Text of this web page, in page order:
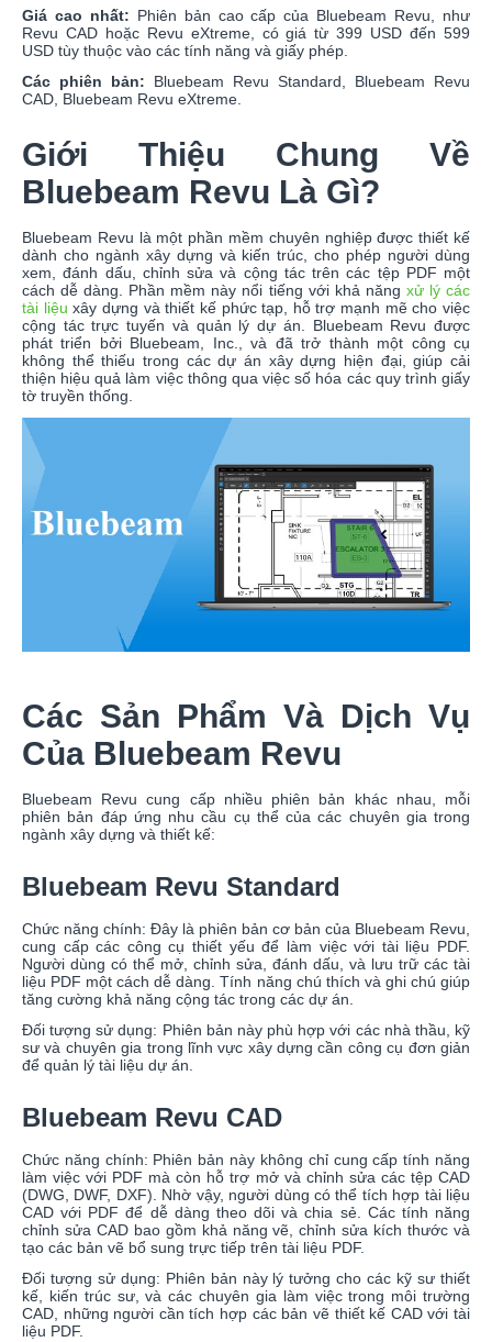
Giá cao nhất: Phiên bản cao cấp của Bluebeam Revu, như
Revu CAD hoặc Revu eXtreme, có giá từ 399 USD đến 599
USD tùy thuộc vào các tính năng và giấy phép.
Các phiên bản: Bluebeam Revu Standard, Bluebeam Revu
CAD, Bluebeam Revu eXtreme.
Giới Thiệu Chung Về
Bluebeam Revu Là Gì?
Bluebeam Revu là một phần mềm chuyên nghiệp được thiết kế
dành cho ngành xây dựng và kiến trúc, cho phép người dùng
xem, đánh dấu, chỉnh sửa và cộng tác trên các tệp PDF một
cách dễ dàng. Phần mềm này nổi tiếng với khả năng xử lý các
tài liệu xây dựng và thiết kế phức tạp, hỗ trợ mạnh mẽ cho việc
cộng tác trực tuyến và quản lý dự án. Bluebeam Revu được
phát triển bởi Bluebeam, Inc., và đã trở thành một công cụ
không thể thiếu trong các dự án xây dựng hiện đại, giúp cải
thiện hiệu quả làm việc thông qua việc số hóa các quy trình giấy
tờ truyền thống.
Các Sản Phẩm Và Dịch Vụ
Của Bluebeam Revu
Bluebeam Revu cung cấp nhiều phiên bản khác nhau, mỗi
phiên bản đáp ứng nhu cầu cụ thể của các chuyên gia trong
ngành xây dựng và thiết kế:
Bluebeam Revu Standard
Chức năng chính: Đây là phiên bản cơ bản của Bluebeam Revu,
cung cấp các công cụ thiết yếu để làm việc với tài liệu PDF.
Người dùng có thể mở, chỉnh sửa, đánh dấu, và lưu trữ các tài
liệu PDF một cách dễ dàng. Tính năng chú thích và ghi chú giúp
tăng cường khả năng cộng tác trong các dự án.
Đối tượng sử dụng: Phiên bản này phù hợp với các nhà thầu, kỹ
sư và chuyên gia trong lĩnh vực xây dựng cần công cụ đơn giản
để quản lý tài liệu dự án.
Bluebeam Revu CAD
Chức năng chính: Phiên bản này không chỉ cung cấp tính năng
làm việc với PDF mà còn hỗ trợ mở và chỉnh sửa các tệp CAD
(DWG, DWF, DXF). Nhờ vậy, người dùng có thể tích hợp tài liệu
CAD với PDF để dễ dàng theo dõi và chia sẻ. Các tính năng
chỉnh sửa CAD bao gồm khả năng vẽ, chỉnh sửa kích thước và
tạo các bản vẽ bổ sung trực tiếp trên tài liệu PDF.
Đối tượng sử dụng: Phiên bản này lý tưởng cho các kỹ sư thiết
kế, kiến trúc sư, và các chuyên gia làm việc trong môi trường
CAD, những người cần tích hợp các bản vẽ thiết kế CAD với tài
liệu PDF.